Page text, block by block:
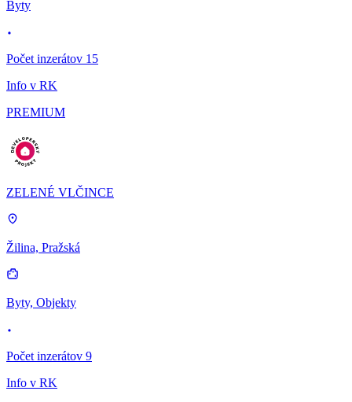
Byty
Počet inzerátov 15
Info v RK
PREMIUM
ZELENÉ VLČINCE
Žilina, Pražská
Byty, Objekty
Počet inzerátov 9
Info v RK